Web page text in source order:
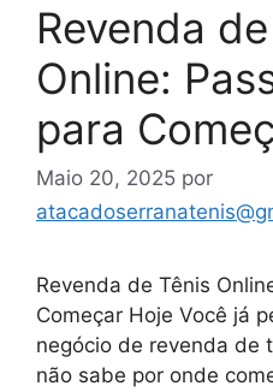
Revenda
Online:
para
Maio 20, 2025 por
Revenda de Tênis
Começar Hoje Você já
negócio de revenda de
não sabe por onde